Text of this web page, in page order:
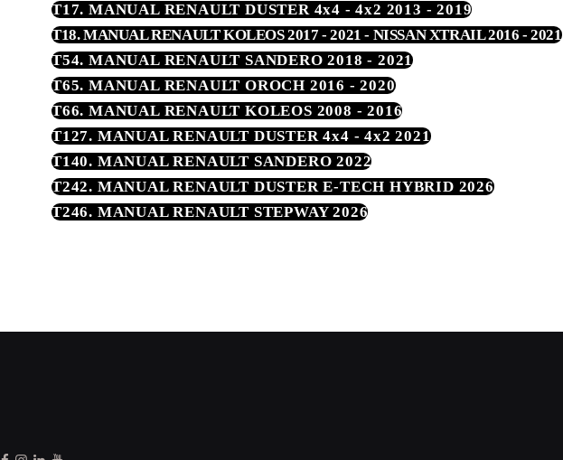
T17. MANUAL RENAULT DUSTER 4x4 - 4x2 2013 - 2019
T18. MANUAL RENAULT KOLEOS 2017 - 2021 - NISSAN XTRAIL 2016 - 2021
T54. MANUAL RENAULT SANDERO 2018 - 2021
T65. MANUAL RENAULT OROCH 2016 - 2020
T66. MANUAL RENAULT KOLEOS 2008 - 2016
T127. MANUAL RENAULT DUSTER 4x4 - 4x2 2021
T140. MANUAL RENAULT SANDERO 2022
T242. MANUAL RENAULT DUSTER E-TECH HYBRID 2026
T246. MANUAL RENAULT STEPWAY 2026